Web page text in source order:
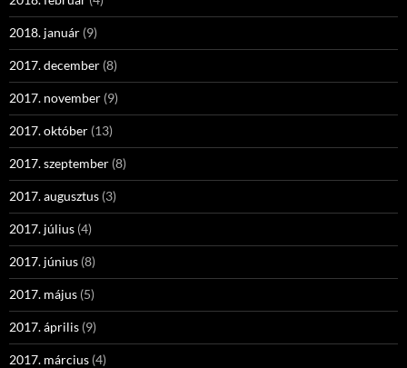
2018. január (9)
2017. december (8)
2017. november (9)
2017. október (13)
2017. szeptember (8)
2017. augusztus (3)
2017. július (4)
2017. június (8)
2017. május (5)
2017. április (9)
2017. március (4)